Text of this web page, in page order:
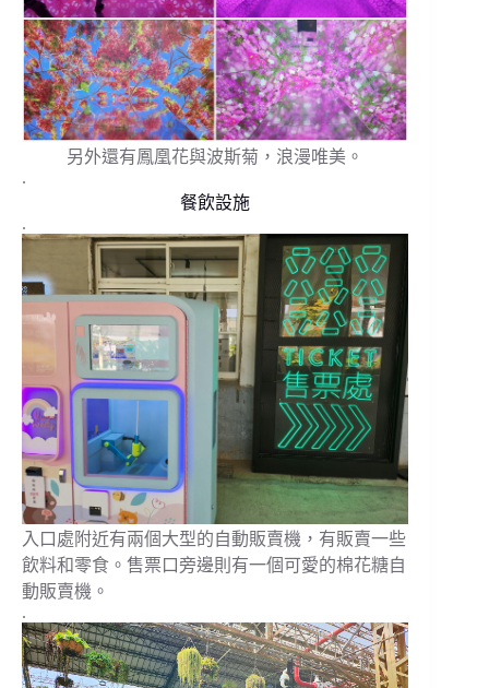
另外還有鳳凰花與波斯菊，浪漫唯美。
.
餐飲設施
.
入口處附近有兩個大型的自動販賣機，有販賣一些
飲料和零食。售票口旁邊則有一個可愛的棉花糖自
動販賣機。
.